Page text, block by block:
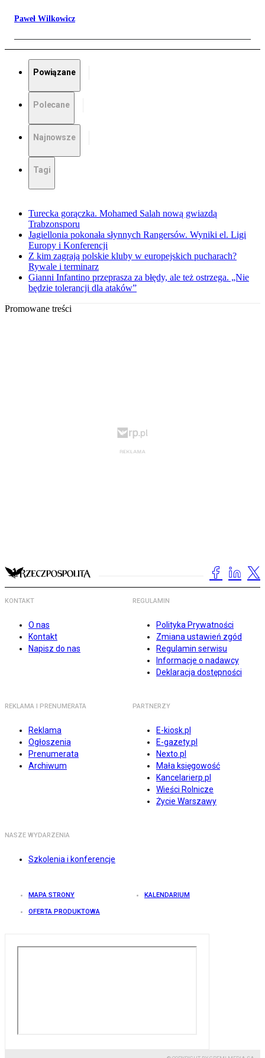
Paweł Wilkowicz
Powiązane
Polecane
Najnowsze
Tagi
Turecka gorączka. Mohamed Salah nową gwiazdą
Trabzonsporu
Jagiellonia pokonała słynnych Rangersów. Wyniki el. Ligi
Europy i Konferencji
Z kim zagrają polskie kluby w europejskich pucharach?
Rywale i terminarz
Gianni Infantino przeprasza za błędy, ale też ostrzega. „Nie
będzie tolerancji dla ataków”
Promowane treści
KONTAKT
O nas
Kontakt
Napisz do nas
REGULAMIN
Polityka Prywatności
Zmiana ustawień zgód
Regulamin serwisu
Informacje o nadawcy
Deklaracja dostępności
REKLAMA I PRENUMERATA
Reklama
Ogłoszenia
Prenumerata
Archiwum
PARTNERZY
E-kiosk.pl
E-gazety.pl
Nexto.pl
Mała księgowość
Kancelarierp.pl
Wieści Rolnicze
Życie Warszawy
NASZE WYDARZENIA
Szkolenia i konferencje
MAPA STRONY KALENDARIUM
OFERTA PRODUKTOWA